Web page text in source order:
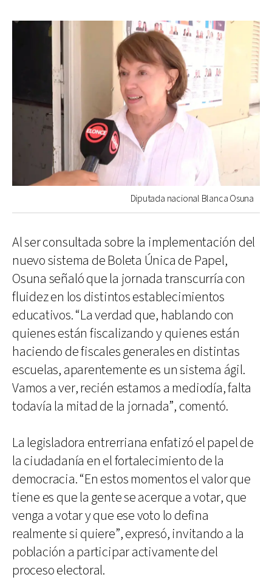
Diputada nacional Blanca Osuna
Al ser consultada sobre la implementación del
nuevo sistema de Boleta Única de Papel,
Osuna señaló que la jornada transcurría con
fluidez en los distintos establecimientos
educativos. “La verdad que, hablando con
quienes están fiscalizando y quienes están
haciendo de fiscales generales en distintas
escuelas, aparentemente es un sistema ágil.
Vamos a ver, recién estamos a mediodía, falta
todavía la mitad de la jornada”, comentó.
La legisladora entrerriana enfatizó el papel de
la ciudadanía en el fortalecimiento de la
democracia. “En estos momentos el valor que
tiene es que la gente se acerque a votar, que
venga a votar y que ese voto lo defina
realmente si quiere”, expresó, invitando a la
población a participar activamente del
proceso electoral.